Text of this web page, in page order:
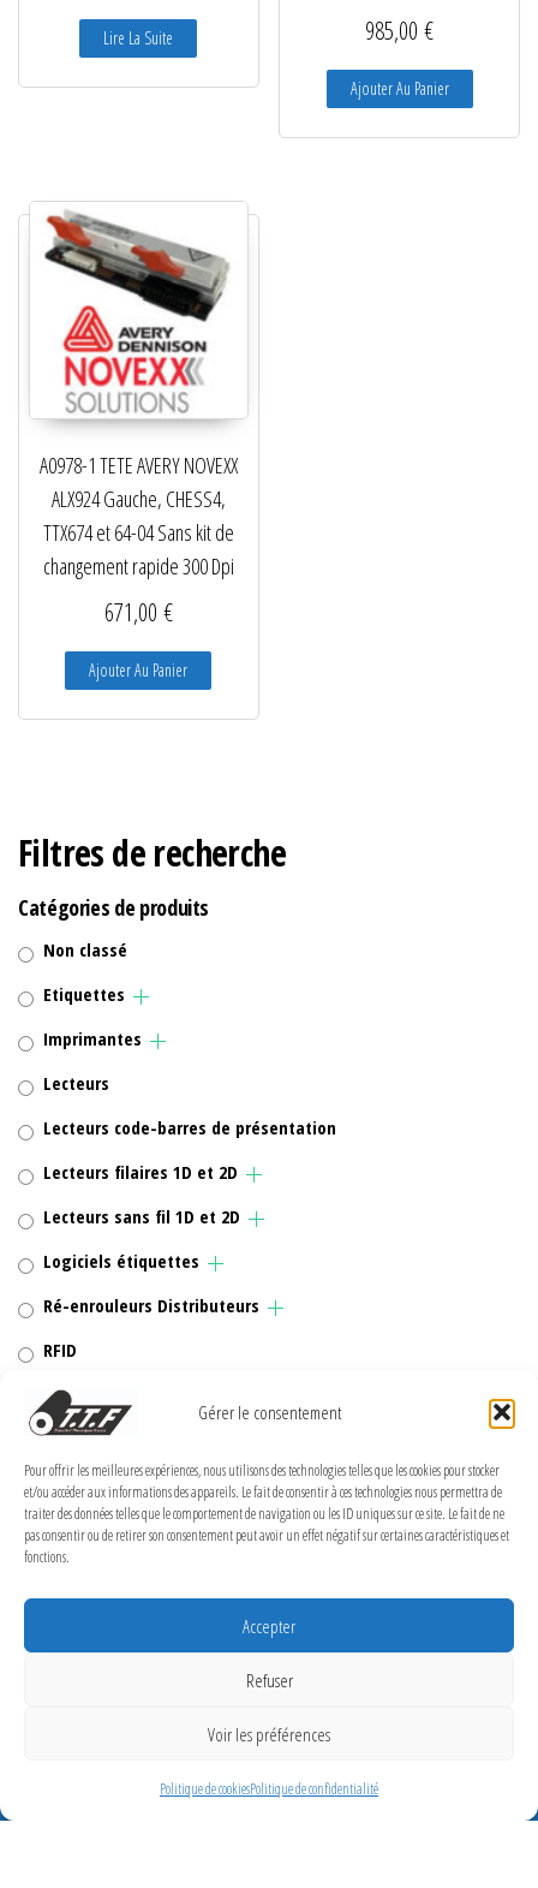
Gérer le consentement
Pour offrir les meilleures expériences, nous utilisons des technologies telles que les cookies pour stocker
et/ou accéder aux informations des appareils. Le fait de consentir à ces technologies nous permettra de
traiter des données telles que le comportement de navigation ou les ID uniques sur ce site. Le fait de ne
pas consentir ou de retirer son consentement peut avoir un effet négatif sur certaines caractéristiques et
fonctions.
Accepter
Refuser
Voir les préférences
Politique de cookiesPolitique de confidentialité
Lire La Suite 985,00€
Ajouter Au Panier
A0978-1 TETE AVERY NOVEXX
ALX924 Gauche, CHESS4,
TTX674 et 64-04 Sans kit de
changement rapide 300 Dpi
671,00 €
Ajouter Au Panier
Filtres de recherche
Catégories de produits
Non classé
Etiquettes
Imprimantes
Lecteurs
Lecteurs code-barres de présentation
Lecteurs filaires 1D et 2D
Lecteurs sans fil 1D et 2D
Logiciels étiquettes
Ré-enrouleurs Distributeurs
RFID
Rubans transfert thermique
Têtes d'impression
Politique de cookies (UE)